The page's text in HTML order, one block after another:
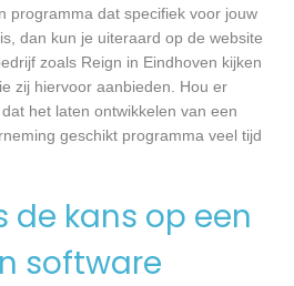
programma dat specifiek voor jouw
dan kun je uiteraard op de website
zoals Reign in Eindhoven kijken
zij hiervoor aanbieden. Hou er
het laten ontwikkelen van een
geschikt programma veel tijd
de kans op een
software